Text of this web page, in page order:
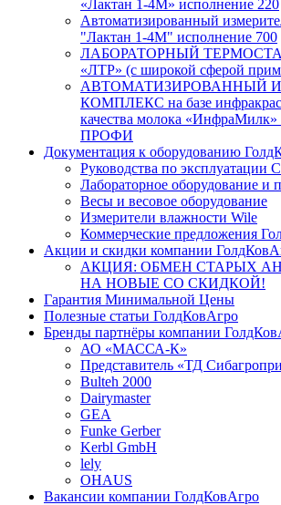
«Лактан 1-4М» исполнение 220
Автоматизированный
"Лактан 1-4М" исполнение 700
ЛАБОРАТОРНЫЙ
«ЛТР» (с широкой сферой
АВТОМАТИЗИРОВАННЫЙ
КОМПЛЕКС на базе
качества молока «ИнфраМилк»
ПРОФИ
Документация к оборудованию
Руководства по эксплуатации
Лабораторное оборудование
Весы и весовое оборудование
Измерители влажности Wile
Коммерческие предложения
Акции и скидки компании
АКЦИЯ: ОБМЕН СТАРЫХ
НА НОВЫЕ СО СКИДКОЙ!
Гарантия Минимальной Цены
Полезные статьи ГолдКовАгро
Бренды партнёры компании
АО «МАССА-К»
Представитель «ТД
Bulteh 2000
Dairymaster
GEA
Funke Gerber
Kerbl GmbH
lely
OHAUS
Вакансии компании ГолдКовАгро